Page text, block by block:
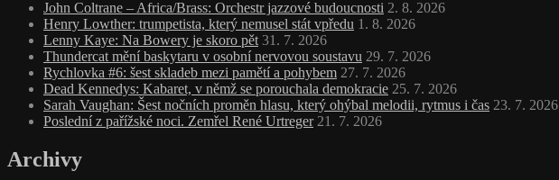
John Coltrane – Africa/Brass: Orchestr jazzové budoucnosti 2. 8. 2026
Henry Lowther: trumpetista, který nemusel stát vpředu 1. 8. 2026
Lenny Kaye: Na Bowery je skoro pět 31. 7. 2026
Thundercat mění baskytaru v osobní nervovou soustavu 29. 7. 2026
Rychlovka #6: šest skladeb mezi pamětí a pohybem 27. 7. 2026
Dead Kennedys: Kabaret, v němž se porouchala demokracie 25. 7. 2026
Sarah Vaughan: Šest nočních proměn hlasu, který ohýbal melodii, rytmus i čas 23. 7. 2026
Poslední z pařížské noci. Zemřel René Urtreger 21. 7. 2026
Archivy